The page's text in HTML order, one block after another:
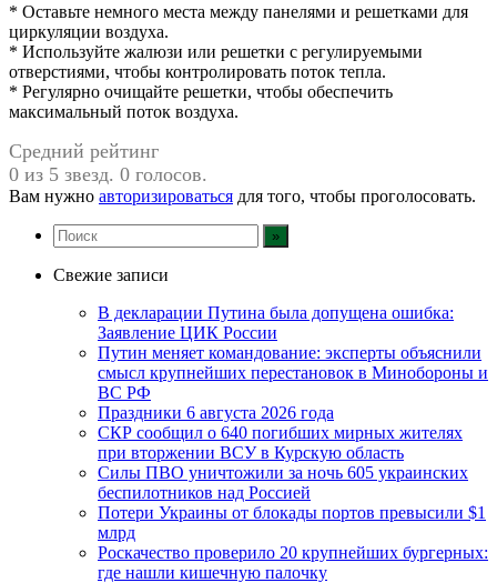
* Оставьте немного места между панелями и решетками для
циркуляции воздуха.
* Используйте жалюзи или решетки с регулируемыми
отверстиями, чтобы контролировать поток тепла.
* Регулярно очищайте решетки, чтобы обеспечить
максимальный поток воздуха.
Средний рейтинг
0 из 5 звезд. 0 голосов.
Вам нужно авторизироваться для того, чтобы проголосовать.
Свежие записи
В декларации Путина была допущена ошибка:
Заявление ЦИК России
Путин меняет командование: эксперты объяснили
смысл крупнейших перестановок в Минобороны и
ВС РФ
Праздники 6 августа 2026 года
СКР сообщил о 640 погибших мирных жителях
при вторжении ВСУ в Курскую область
Силы ПВО уничтожили за ночь 605 украинских
беспилотников над Россией
Потери Украины от блокады портов превысили $1
млрд
Роскачество проверило 20 крупнейших бургерных:
где нашли кишечную палочку